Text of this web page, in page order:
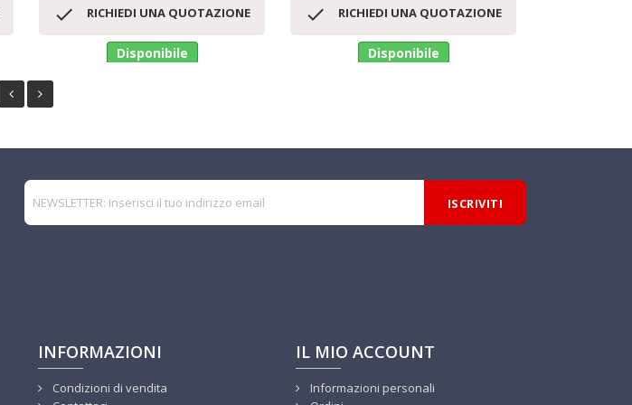
Anteprima
 RICHIEDI UNA QUOTAZIONE
Disponibile
Anteprima
 RICHIEDI UNA QUOTAZIONE
Disponibile
INFORMAZIONI
Condizioni di vendita
IL MIO ACCOUNT
Informazioni personali